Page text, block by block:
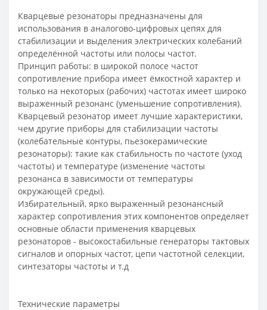
Кварцевые резонаторы предназначены для
использования в аналогово-цифровых цепях для
стабилизации и выделения электрических колебаний
определённой частоты или полосы частот.
Принцип работы: в широкой полосе частот
сопротивление прибора имеет ёмкостной характер и
только на некоторых (рабочих) частотах имеет широко
выраженный резонанс (уменьшение сопротивления).
Кварцевый резонатор имеет лучшие характеристики,
чем другие приборы для стабилизации частоты
(колебательные контуры, пьезокерамические
резонаторы): такие как стабильность по частоте (уход
частоты) и температуре (изменение частоты
резонанса в зависимости от температуры
окружающей среды).
Избирательный, ярко выраженный резонансный
характер сопротивления этих компонентов определяет
основные области применения кварцевых
резонаторов - высокостабильные генераторы тактовых
сигналов и опорных частот, цепи частотной селекции,
синтезаторы частоты и т.д
Технические параметры